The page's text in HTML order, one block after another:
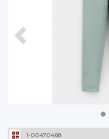
1-00470468